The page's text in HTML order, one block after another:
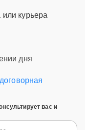
курьера
дня
договорная
вас и